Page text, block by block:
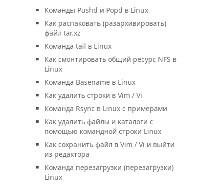
Команды Pushd и Popd в Linux
Как распаковать (разархивировать)
файл tar.xz
Команда tail в Linux
Как смонтировать общий ресурс NFS в
Linux
Команда Basename в Linux
Как удалить строки в Vim / Vi
Команда Rsync в Linux с примерами
Как удалить файлы и каталоги с
помощью командной строки Linux
Как сохранить файл в Vim / Vi и выйти
из редактора
Команда перезагрузки (перезагрузки)
Linux